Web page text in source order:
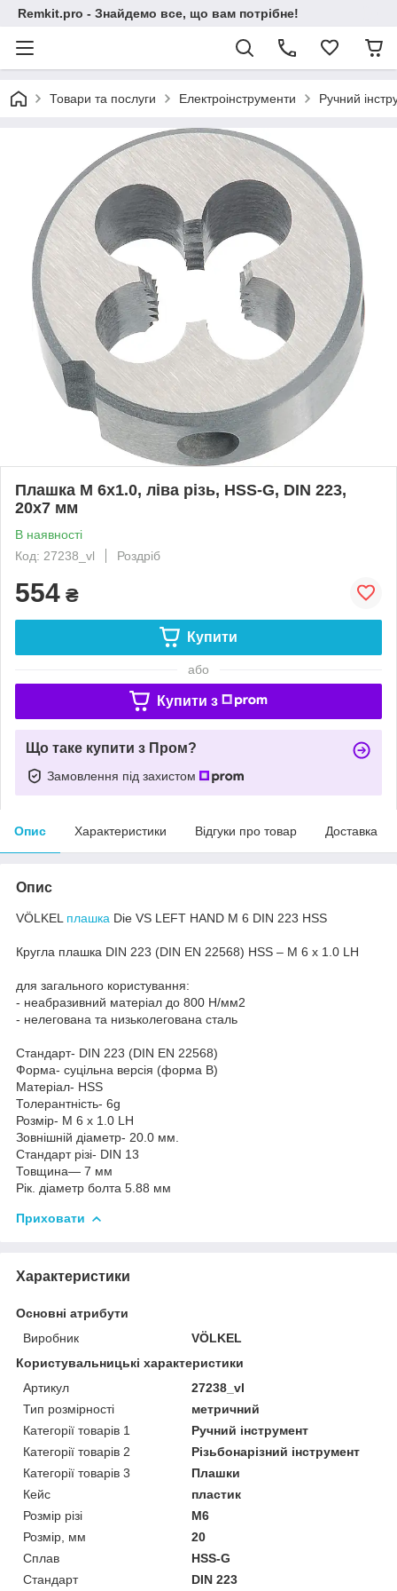
Remkit.pro - Знайдемо все, що вам потрібне!
Товари та послуги Електроінструменти Ручний
Плашка М 6х1.0, ліва різь, HSS-G, DIN 223,
20х7 мм
В наявності
Код: 27238_vl
Роздріб
554 ₴
Купити
або
Купити з
Що таке купити з Пром?
Замовлення під захистом
Опис Характеристики Відгуки про товар Доставка
Опис
VÖLKEL плашка Die VS LEFT HAND M 6 DIN 223 HSS
Кругла плашка DIN 223 (DIN EN 22568) HSS – M 6 x 1.0 LH
для загального користування:
- неабразивний матеріал до 800 Н/мм2
- нелегована та низьколегована сталь
Стандарт- DIN 223 (DIN EN 22568)
Форма- суцільна версія (форма B)
Матеріал- HSS
Толерантність- 6g
Розмір- M 6 x 1.0 LH
Зовнішній діаметр- 20.0 мм.
Стандарт різі- DIN 13
Товщина— 7 мм
Рік. діаметр болта 5.88 мм
Приховати
Характеристики
Основні атрибути
Виробник
VÖLKEL
Користувальницькі характеристики
Артикул
27238_vl
Тип розмірності
метричний
Категорії товарів 1
Ручний інструмент
Категорії товарів 2
Різьбонарізний інструмент
Категорії товарів 3
Плашки
Кейс
пластик
Розмір різі
M6
Розмір, мм
20
Сплав
HSS-G
Стандарт
DIN 223